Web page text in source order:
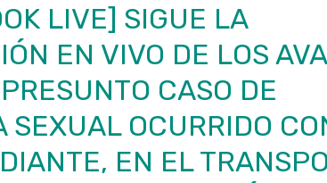
LIVE] SIGUE LA
EN VIVO DE LOS
CASO DE
SEXUAL OCURRIDO
EN EL